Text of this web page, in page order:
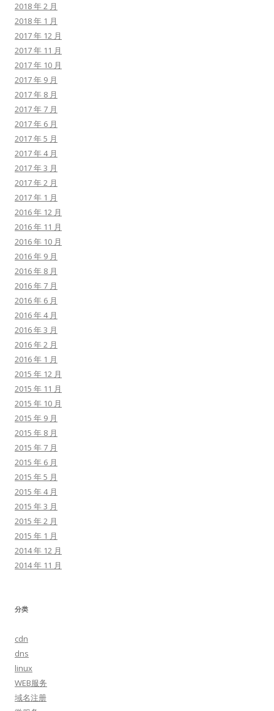
2018 年 2 月
2018 年 1 月
2017 年 12 月
2017 年 11 月
2017 年 10 月
2017 年 9 月
2017 年 8 月
2017 年 7 月
2017 年 6 月
2017 年 5 月
2017 年 4 月
2017 年 3 月
2017 年 2 月
2017 年 1 月
2016 年 12 月
2016 年 11 月
2016 年 10 月
2016 年 9 月
2016 年 8 月
2016 年 7 月
2016 年 6 月
2016 年 4 月
2016 年 3 月
2016 年 2 月
2016 年 1 月
2015 年 12 月
2015 年 11 月
2015 年 10 月
2015 年 9 月
2015 年 8 月
2015 年 7 月
2015 年 6 月
2015 年 5 月
2015 年 4 月
2015 年 3 月
2015 年 2 月
2015 年 1 月
2014 年 12 月
2014 年 11 月
分类
cdn
dns
linux
WEB服务
域名注册